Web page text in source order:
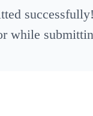
successfully!
while